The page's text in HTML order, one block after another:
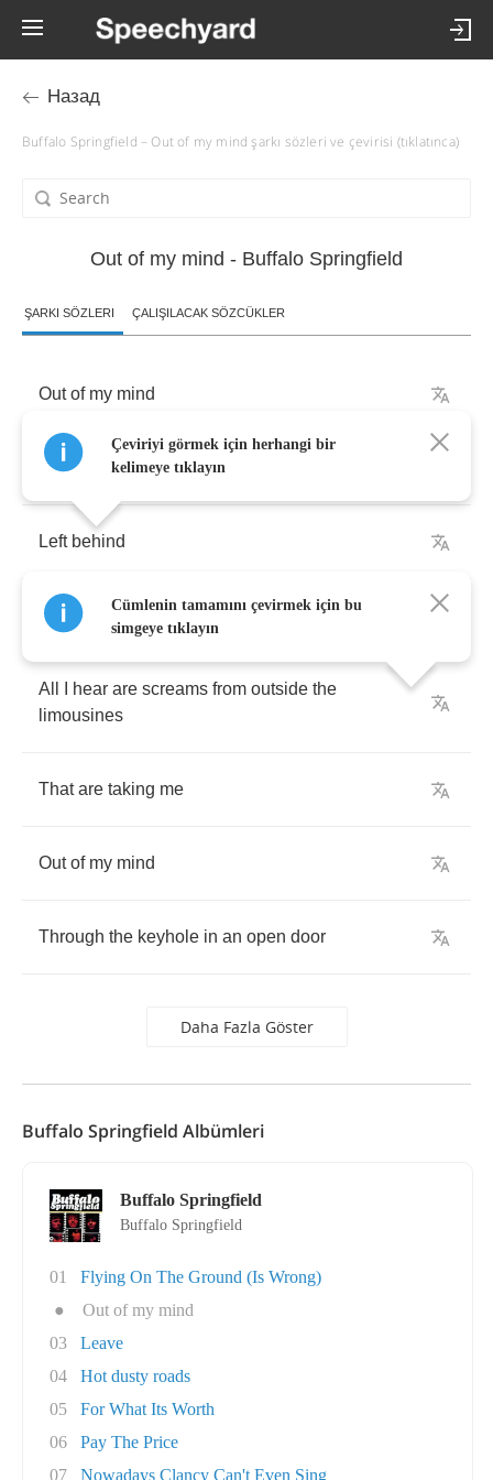
Назад
Buffalo Springfield – Out of my mind şarkı sözleri ve çevirisi (tıklatınca)
Out of my mind - Buffalo Springfield
ŞARKI SÖZLERI ÇALIŞILACAK SÖZCÜKLER
Out of my mind
And I can't take it anymore
Left behind
By myself and what I'm living for
All hear are screams from outside the
limousines
That are taking me
Out of my mind
Through the keyhole in an open door
Daha Fazla Göster
Çeviriyi görmek için herhangi bir
kelimeye tıklayın
Cümlenin tamamını çevirmek için bu
simgeye tıklayın
Buffalo Springfield Albümleri
Buffalo Springfield
Buffalo Springfield
01
Flying On The Ground (Is Wrong)
●
Out of my mind
03
Leave
04
Hot dusty roads
05
For What Its Worth
06
Pay The Price
07
Nowadays Clancy Can't Even Sing